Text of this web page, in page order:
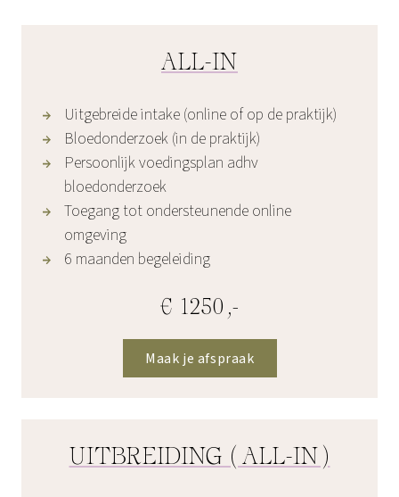
ALL-IN
Uitgebreide intake (online of op de praktijk)
Bloedonderzoek (in de praktijk)
Persoonlijk voedingsplan adhv
bloedonderzoek
Toegang tot ondersteunende online
omgeving
6 maanden begeleiding
€ 1250,-
Maak je afspraak
UITBREIDING (ALL-IN)